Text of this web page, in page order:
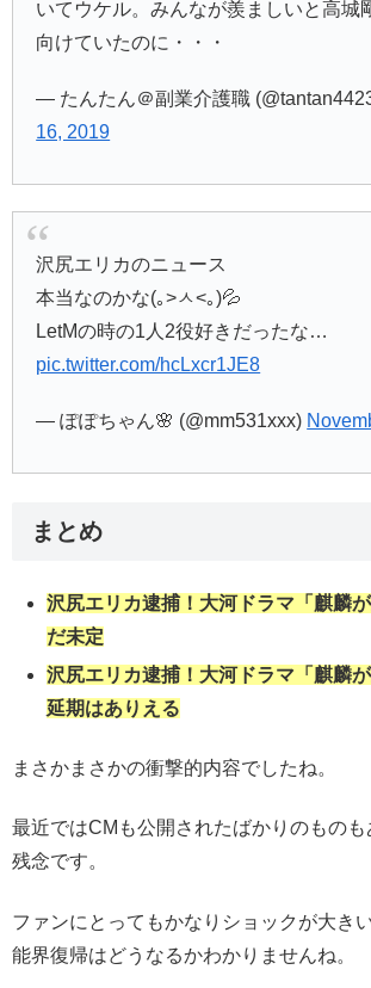
いてウケル。みんなが羨ましいと高城
向けていたのに・・・
— たんたん＠副業介護職
16, 2019
沢尻エリカのニュース
本当なのかな(｡>ㅅ<｡)💦
LetMの時の1人2役好きだったな…
pic.twitter.com/hcLxcr1JE8
— ぽぽちゃん🌸 (@mm531xxx)
まとめ
沢尻エリカ逮捕！大河ドラマ「麒麟
だ未定
沢尻エリカ逮捕！大河ドラマ「麒麟
延期はありえる
まさかまさかの衝撃的内容でしたね。
最近ではCMも公開されたばかりのもの
残念です。
ファンにとってもかなりショックが大き
能界復帰はどうなるかわかりませんね。